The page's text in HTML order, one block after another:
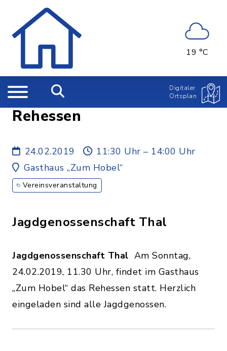
19 °C
Digitaler
Ortsplan
Rehessen
24.02.2019
11:30 Uhr – 14:00 Uhr
Gasthaus „Zum Hobel“
Vereinsveranstaltung
Jagdgenossenschaft Thal
Jagdgenossenschaft Thal Am Sonntag,
24.02.2019, 11.30 Uhr, findet im Gasthaus
„Zum Hobel“ das Rehessen statt. Herzlich
eingeladen sind alle Jagdgenossen.